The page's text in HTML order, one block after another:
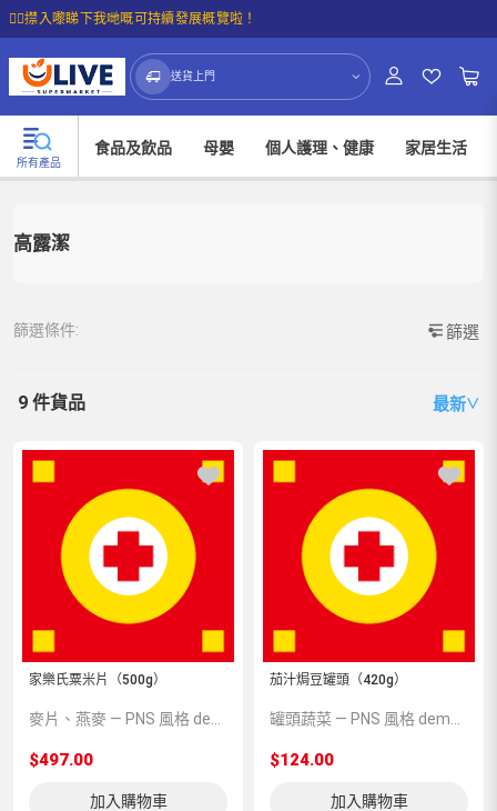
☝🏼㩒入嚟睇下我哋嘅可持續發展概覽啦！
送貨上門
所有產品
食品及飲品 母嬰 個人護理、健康 家居生活
高露潔
篩選條件: 篩選
9 件貨品 最新∨
家樂氏粟米片（500g）
$497.00
加入購物車
茄汁焗豆罐頭（420g）
$124.00
加入購物車